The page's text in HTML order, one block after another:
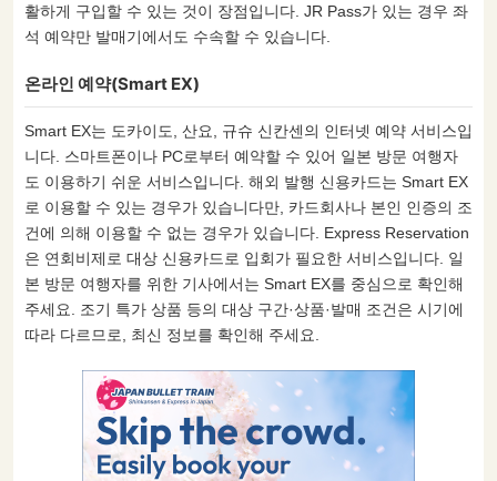
활하게 구입할 수 있는 것이 장점입니다. JR Pass가 있는 경우 좌
석 예약만 발매기에서도 수속할 수 있습니다.
온라인 예약(Smart EX)
Smart EX는 도카이도, 산요, 규슈 신칸센의 인터넷 예약 서비스입
니다. 스마트폰이나 PC로부터 예약할 수 있어 일본 방문 여행자
도 이용하기 쉬운 서비스입니다. 해외 발행 신용카드는 Smart EX
로 이용할 수 있는 경우가 있습니다만, 카드회사나 본인 인증의 조
건에 의해 이용할 수 없는 경우가 있습니다. Express Reservation
은 연회비제로 대상 신용카드로 입회가 필요한 서비스입니다. 일
본 방문 여행자를 위한 기사에서는 Smart EX를 중심으로 확인해
주세요. 조기 특가 상품 등의 대상 구간·상품·발매 조건은 시기에
따라 다르므로, 최신 정보를 확인해 주세요.